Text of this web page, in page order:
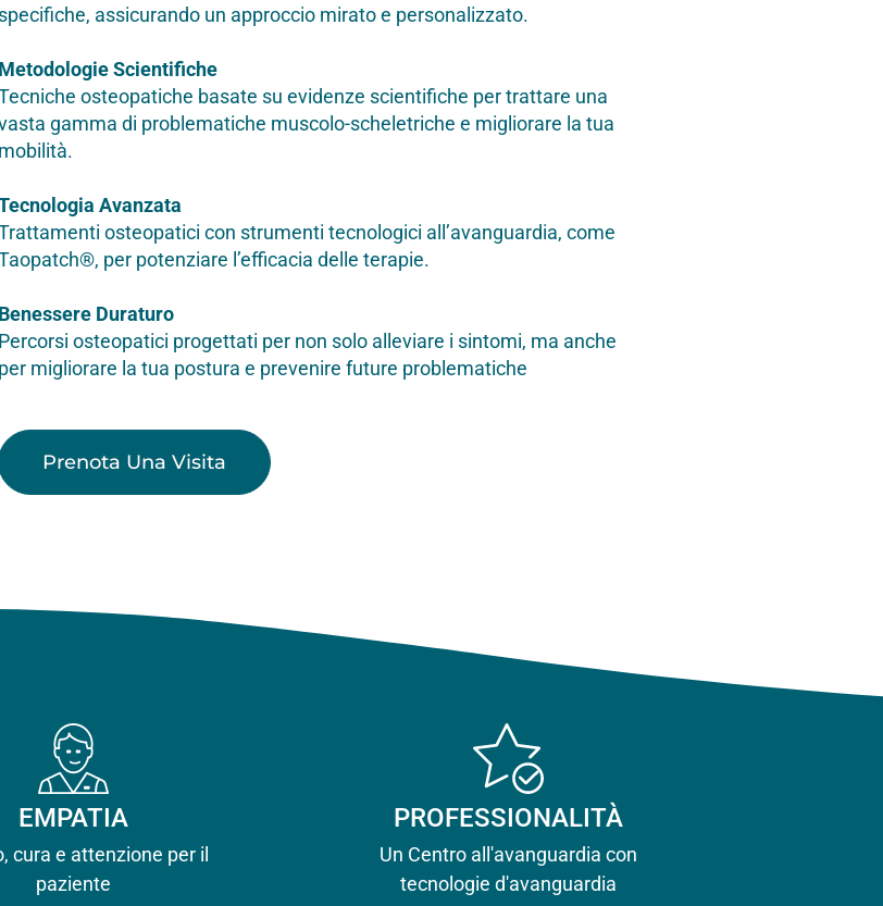
specifiche, assicurando un approccio mirato e personalizzato.
Metodologie Scientifiche
osteopatiche basate su evidenze scientifiche per trattare una
gamma di problematiche muscolo-scheletriche e migliorare la tua
mobilità.
Avanzata
osteopatici con strumenti tecnologici all’avanguardia, come
per potenziare l’efficacia delle terapie.
Benessere Duraturo
Percorsi osteopatici progettati per non solo alleviare i sintomi, ma anche
per migliorare la tua postura e prevenire future problematiche
Prenota Una Visita
EMPATIA
cura e attenzione per il
paziente
PROFESSIONALITÀ
Un Centro all'avanguardia con
tecnologie d'avanguardia